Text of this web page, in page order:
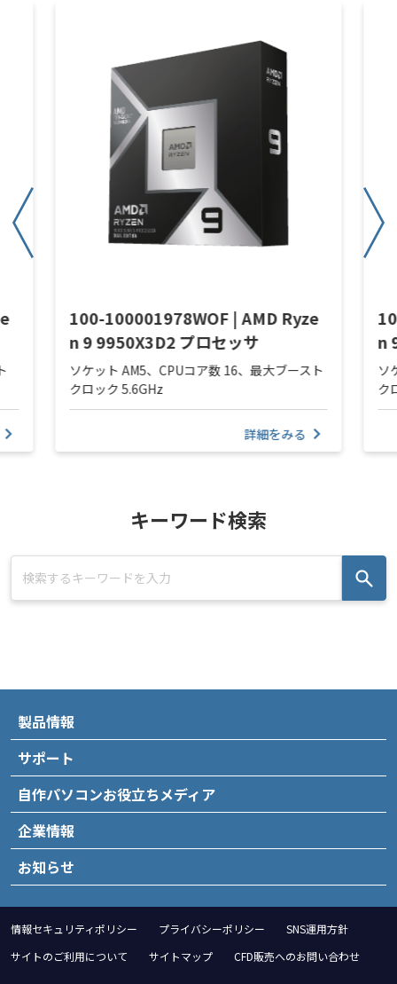
100-100001978WOF | AMD Ryze
n 9 9950X3D2 プロセッサ
ソケット AM5、CPUコア数 16、最大ブースト
クロック 5.6GHz
詳細をみる
n
ソ
ク
キーワード検索
製品情報
サポート
自作パソコンお役立ちメディア
企業情報
お知らせ
情報セキュリティポリシー プライバシーポリシー
SNS運用方針
サイトのご利用について
サイトマップ CFD販売へのお問い合わせ